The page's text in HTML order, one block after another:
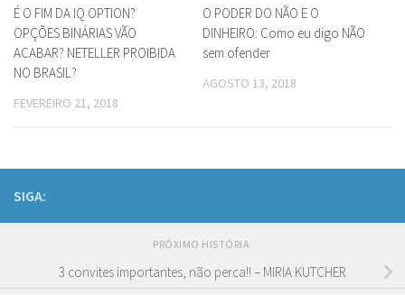
É O FIM DA IQ OPTION?
OPÇÕES BINÁRIAS VÃO
ACABAR? NETELLER PROIBIDA
NO BRASIL?
FEVEREIRO 21, 2018
O PODER DO NÃO E O
DINHEIRO: Como eu digo NÃO
sem ofender
AGOSTO 13, 2018
SIGA:
PRÓXIMO HISTÓRIA
3 convites importantes, não perca!! – MIRIA KUTCHER